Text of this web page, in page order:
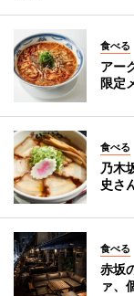
食べる
アー
限定
食べる
乃木
史さ
食べる
赤坂
ァ、